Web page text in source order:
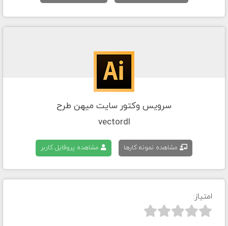
سرویس وکتور سایت میهن طرح
vectordl
مشاهده نمونه کارها مشاهده پروفایل کاربر
امتیاز:


